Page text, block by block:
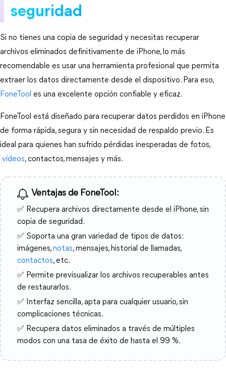
seguridad
Si no tienes una copia de seguridad y necesitas recuperar
archivos eliminados definitivamente de iPhone, lo más
recomendable es usar una herramienta profesional que permita
extraer los datos directamente desde el dispositivo. Para eso,
FoneTool es una excelente opción confiable y eficaz.
FoneTool está diseñado para recuperar datos perdidos en iPhone
de forma rápida, segura y sin necesidad de respaldo previo. Es
ideal para quienes han sufrido pérdidas inesperadas de fotos,
vídeos, contactos, mensajes y más.
Ventajas de FoneTool:
✅ Recupera archivos directamente desde el iPhone, sin
copia de seguridad.
✅ Soporta una gran variedad de tipos de datos:
imágenes,notas, mensajes, historial de llamadas,
contactos, etc.
✅ Permite previsualizar los archivos recuperables antes
de restaurarlos.
✅ Interfaz sencilla, apta para cualquier usuario, sin
complicaciones técnicas.
✅ Recupera datos eliminados a través de múltiples
modos con una tasa de éxito de hasta el 99 %.